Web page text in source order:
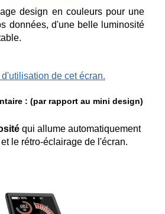
design en couleurs pour une
données, d'une belle luminosité
de cet écran.
: (par rapport au mini design)
qui allume automatiquement
le rétro-éclairage de l'écran.